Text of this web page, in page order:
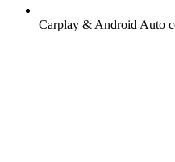
Carplay & Android Auto